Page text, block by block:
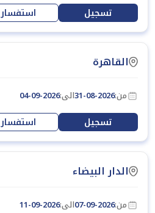
تسجيل استفسار
القاهرة
من:31-08-2026الى:04-09-2026
تسجيل استفسار
الدار البيضاء
من:07-09-2026الى:11-09-2026